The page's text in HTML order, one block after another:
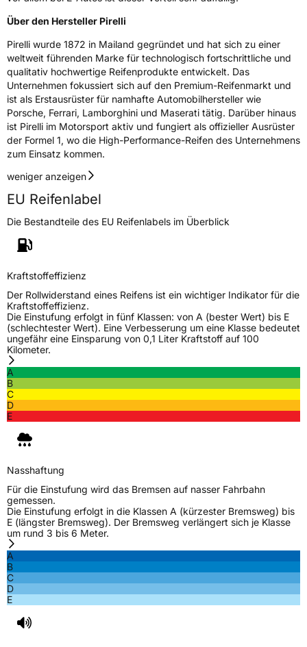
NasshaftungA
Rollgeräusch (Klasse)A
Rollgeräusch (dB)70
Fahrzeugklasse C1
3PMSF / Schneeflockensymbol / Alpine-SymbolJa
EPREL ID2052082
Allgemeine Produktsicherheit (GPSR)
Über den Hersteller Pirelli
Pirelli wurde 1872 in Mailand gegründet und hat sich zu einer
weltweit führenden Marke für technologisch fortschrittliche und
qualitativ hochwertige Reifenprodukte entwickelt. Das
Unternehmen fokussiert sich auf den Premium-Reifenmarkt und
ist als Erstausrüster für namhafte Automobilhersteller wie
Porsche, Ferrari, Lamborghini und Maserati tätig. Darüber hinaus
ist Pirelli im Motorsport aktiv und fungiert als offizieller Ausrüster
der Formel 1, wo die High-Performance-Reifen des Unternehmens
zum Einsatz kommen.
weniger anzeigen
EU Reifenlabel
Die Bestandteile des EU Reifenlabels im Überblick
Kraftstoffeffizienz
Der Rollwiderstand eines Reifens ist ein wichtiger Indikator für die
Kraftstoffeffizienz.
Die Einstufung erfolgt in fünf Klassen: von A (bester Wert) bis E
(schlechtester Wert). Eine Verbesserung um eine Klasse bedeutet
ungefähr eine Einsparung von 0,1 Liter Kraftstoff auf 100
Kilometer.
A
B
C
D
E
Nasshaftung
Für die Einstufung wird das Bremsen auf nasser Fahrbahn
gemessen.
Die Einstufung erfolgt in die Klassen A (kürzester Bremsweg) bis
E (längster Bremsweg). Der Bremsweg verlängert sich je Klasse
um rund 3 bis 6 Meter.
A
B
C
D
E